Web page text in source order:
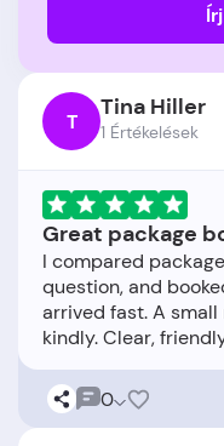
T Tina Hiller
1 Értékelések
Great package
I compared
question, and
arrived fast. A
0